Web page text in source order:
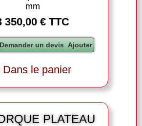
mm
350,00 € TTC
Dans le panier
PLATEAU